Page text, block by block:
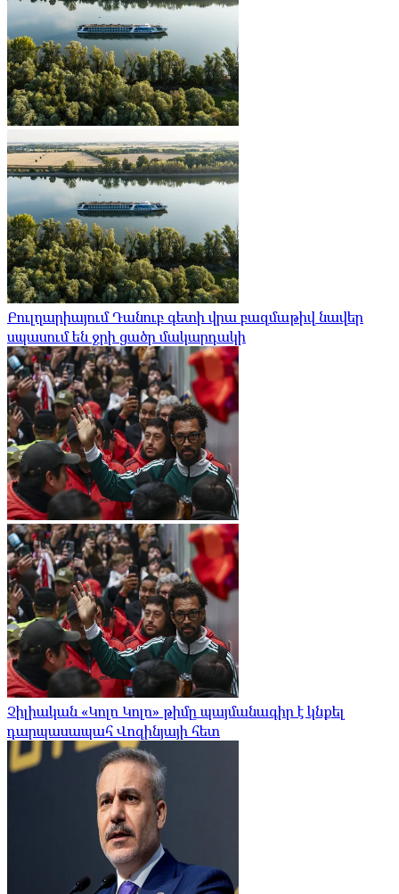
Բուլղարիայում Դանուբ գետի վրա բազմաթիվ նավեր
սպասում են ջրի ցածր մակարդակի
Չիլիական «Կոլո Կոլո» թիմը պայմանագիր է կնքել
դարպասապահ Վոզինյայի հետ